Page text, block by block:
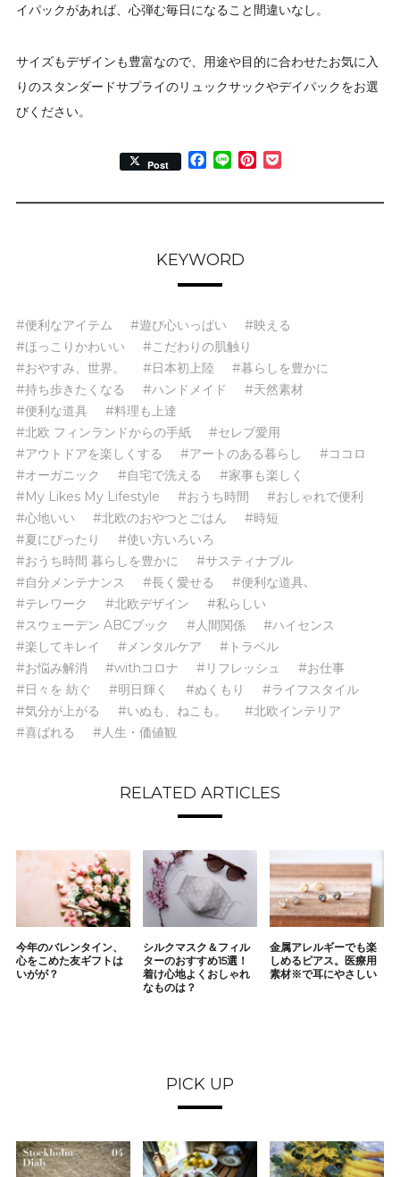
イパックがあれば、心弾む毎日になること間違いなし。
サイズもデザインも豊富なので、用途や目的に合わせたお気に入
りのスタンダードサプライのリュックサックやデイパックをお選
びください。
Post Facebook
Line Pinterest
KEYWORD
#便利なアイテム #遊び心いっぱい
#映える
#ほっこりかわいい
#こだわりの肌触り
#おやすみ、世界。
#日本初上陸
#暮らしを豊かに
#持ち歩きたくなる
#ハンドメイド
#天然素材
#便利な道具
#料理も上達
#北欧 フィンランドからの手紙
#セレブ愛用
#アウトドアを楽しくする
#アートのある暮らし
#ココロ
#オーガニック
#自宅で洗える
#家事も楽しく
#My Likes My Lifestyle
#おうち時間
#おしゃれで便利
#心地いい
#北欧のおやつとごはん
#時短
#夏にぴったり
#使い方いろいろ
#おうち時間 暮らしを豊かに
#サスティナブル
#自分メンテナンス
#長く愛せる
#便利な道具､
#テレワーク
#北欧デザイン
#私らしい
#スウェーデン ABCブック
#人間関係
#ハイセンス
#楽してキレイ
#メンタルケア
#トラベル
#お悩み解消
#withコロナ #リフレッシュ
#お仕事
#日々を 紡ぐ
#明日輝く #ぬくもり
#ライフスタイル
#気分が上がる
#いぬも、ねこも。
#北欧インテリア
#喜ばれる
#人生・価値観
RELATED ARTICLES
今年のバレンタイン、
心をこめた友ギフトは
いがが？
シルクマスク＆フィル
ターのおすすめ15選！
着け心地よくおしゃれ
なものは？
金属アレルギーでも楽
しめるピアス。医療用
素材※で耳にやさしい
PICK UP